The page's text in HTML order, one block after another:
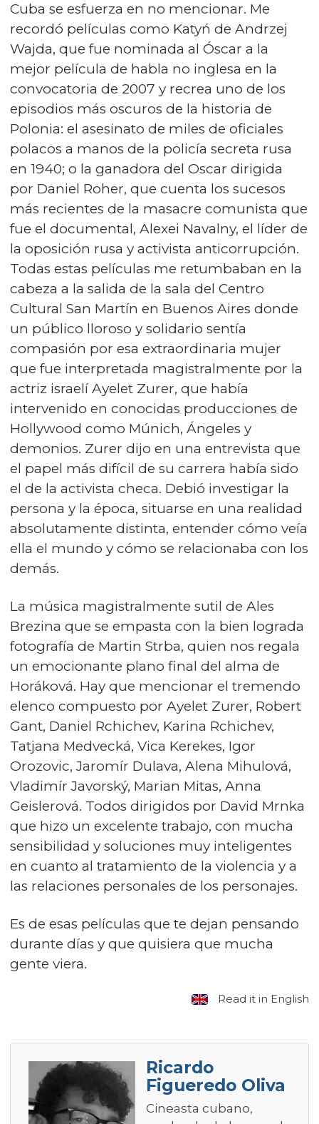
Cuba se esfuerza en no mencionar. Me
recordó películas como Katyń de Andrzej
Wajda, que fue nominada al Óscar a la
mejor película de habla no inglesa en la
convocatoria de 2007 y ​recrea uno de los
episodios más oscuros de la historia de
Polonia: el asesinato de miles de oficiales
polacos a manos de la policía secreta rusa
en 1940; o la ganadora del Oscar dirigida
por Daniel Roher, que cuenta los sucesos
más recientes de la masacre comunista que
fue el documental, Alexei Navalny, el líder de
la oposición rusa y activista anticorrupción.
Todas estas películas me retumbaban en la
cabeza a la salida de la sala del Centro
Cultural San Martín en Buenos Aires donde
un público lloroso y solidario sentía
compasión por esa extraordinaria mujer
que fue interpretada magistralmente por la
actriz israelí Ayelet Zurer, que había
intervenido en conocidas producciones de
Hollywood como Múnich, Ángeles y
demonios. Zurer dijo en una entrevista que
el papel más difícil de su carrera había sido
el de la activista checa. Debió investigar la
persona y la época, situarse en una realidad
absolutamente distinta, entender cómo veía
ella el mundo y cómo se relacionaba con los
demás.
La música magistralmente sutil de Ales
Brezina que se empasta con la bien lograda
fotografía de Martin Strba, quien nos regala
un emocionante plano final del alma de
Horáková. Hay que mencionar el tremendo
elenco compuesto por Ayelet Zurer, Robert
Gant, Daniel Rchichev, Karina Rchichev,
Tatjana Medvecká, Vica Kerekes, Igor
Orozovic, Jaromír Dulava, Alena Mihulová,
Vladimír Javorský, Marian Mitas, Anna
Geislerová. Todos dirigidos por David Mrnka
que hizo un excelente trabajo, con mucha
sensibilidad y soluciones muy inteligentes
en cuanto al tratamiento de la violencia y a
las relaciones personales de los personajes.
Es de esas películas que te dejan pensando
durante días y que quisiera que mucha
gente viera.
Read it in English
Ricardo
Figueredo Oliva
Cineasta cubano,